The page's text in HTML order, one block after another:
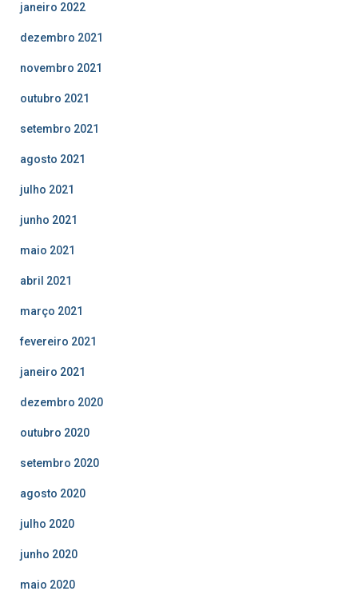
janeiro 2022
dezembro 2021
novembro 2021
outubro 2021
setembro 2021
agosto 2021
julho 2021
junho 2021
maio 2021
abril 2021
março 2021
fevereiro 2021
janeiro 2021
dezembro 2020
outubro 2020
setembro 2020
agosto 2020
julho 2020
junho 2020
maio 2020